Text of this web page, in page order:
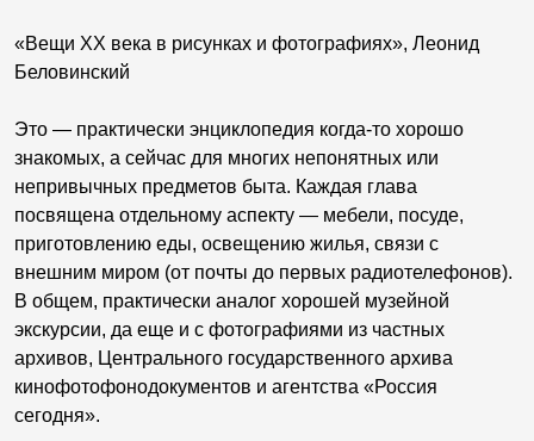
«Вещи XX века в рисунках и фотографиях», Леонид
Беловинский
Это — практически энциклопедия когда-то хорошо
знакомых, а сейчас для многих непонятных или
непривычных предметов быта. Каждая глава
посвящена отдельному аспекту — мебели, посуде,
приготовлению еды, освещению жилья, связи с
внешним миром (от почты до первых радиотелефонов).
В общем, практически аналог хорошей музейной
экскурсии, да еще и с фотографиями из частных
архивов, Центрального государственного архива
кинофотофонодокументов и агентства «Россия
сегодня».